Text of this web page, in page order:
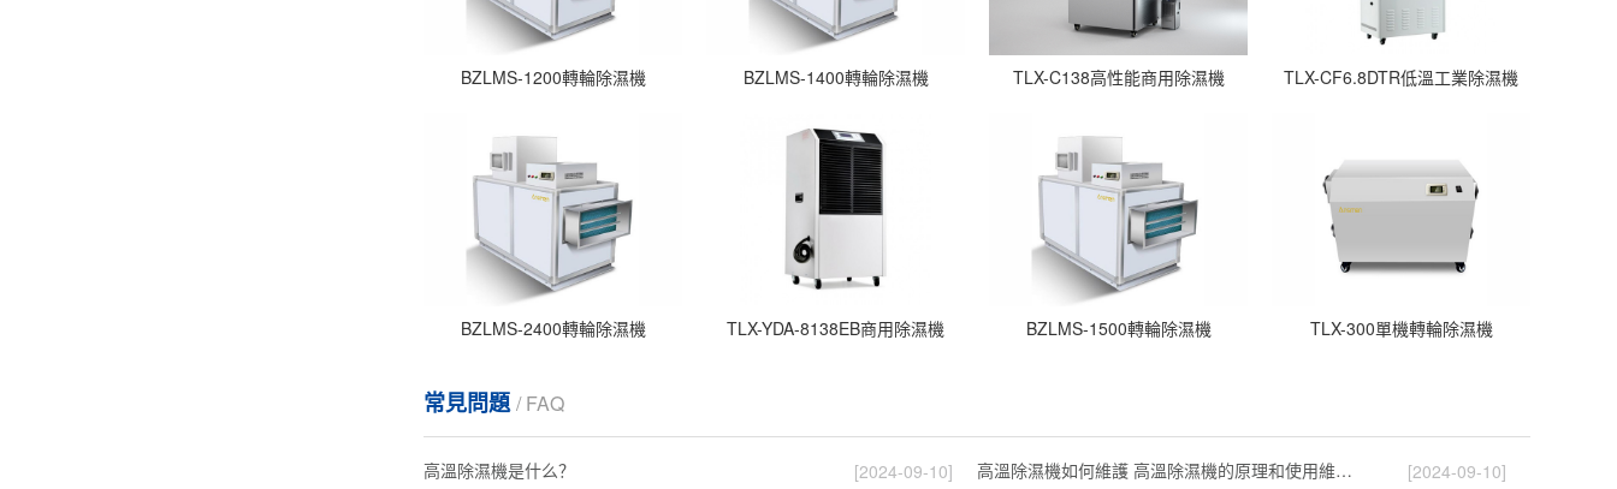
BZLMS-1200轉輪除濕機 BZLMS-1400轉輪除濕機 TLX-C138高性能商用除濕機 TLX-CF6.8DTR低溫工業除濕機
BZLMS-2400轉輪除濕機 TLX-YDA-8138EB商用除濕機 BZLMS-1500轉輪除濕機 TLX-300單機轉輪除濕機
常見問題/ FAQ
高溫除濕機是什么？ [2024-09-10] 高溫除濕機如何維護 高溫除濕機的原理和使用維護【詳解】
[2024-09-10]